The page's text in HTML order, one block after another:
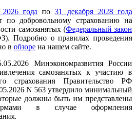
года по31 декабря 2028 года
по добровольному страхованию на
самозанятых (Федеральный закон
Подробно о правилах проведения
в обзоре на нашем сайте.
Минэкономразвития России
самозанятых к участию в
страхования Правительство РФ
N 563 утвердило минимальный
должны быть им представлены
в случае оформления